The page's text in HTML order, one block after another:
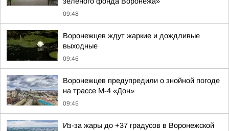
09:48
Воронежцев ждут жаркие и дождливые
выходные
09:46
Воронежцев предупредили о знойной погоде
на трассе М-4 «Дон»
09:45
Из-за жары до +37 градусов в Воронежской